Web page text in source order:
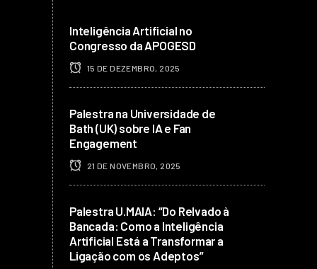
Inteligência Artificial no
Congresso da APOGESD
15 DE DEZEMBRO, 2025
Palestra na Universidade de
Bath (UK) sobre IA e Fan
Engagement
21 DE NOVEMBRO, 2025
Palestra U.MAIA: “Do Relvado à
Bancada: Como a Inteligência
Artificial Está a Transformar a
Ligação com os Adeptos”